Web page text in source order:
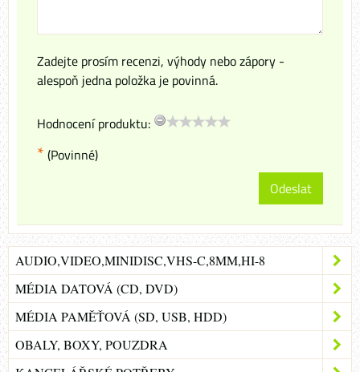
Zadejte prosím recenzi, výhody nebo zápory -
alespoň jedna položka je povinná.
Hodnocení produktu:
* (Povinné)
Odeslat
AUDIO,VIDEO,MINIDISC,VHS-C,8MM,HI-8
MÉDIA DATOVÁ (CD, DVD)
MÉDIA PAMĚŤOVÁ (SD, USB, HDD)
OBALY, BOXY, POUZDRA